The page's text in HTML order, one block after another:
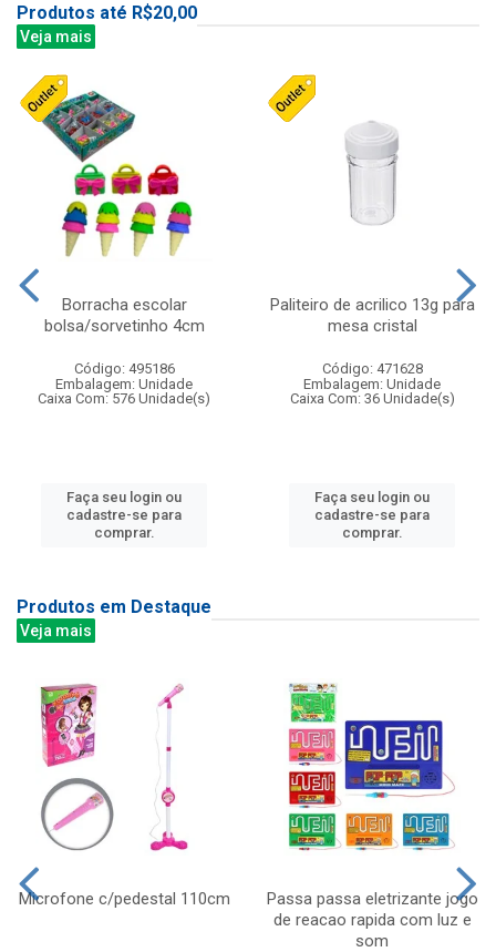
Produtos até R$20,00
Veja mais
Borracha escolar
bolsa/sorvetinho 4cm
Código: 495186
Embalagem: Unidade
Caixa Com: 576 Unidade(s)
Faça seu login ou
cadastre-se para
comprar.
Paliteiro de acrilico 13g para
mesa cristal
Código: 471628
Embalagem: Unidade
Caixa Com: 36 Unidade(s)
Faça seu login ou
cadastre-se para
comprar.
Produtos em Destaque
Veja mais
Microfone c/pedestal 110cm
Passa passa eletrizante jogo
de reacao rapida com luz e
som